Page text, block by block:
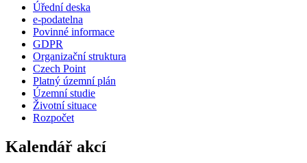
Úřední deska
e-podatelna
Povinné informace
GDPR
Organizační struktura
Czech Point
Platný územní plán
Územní studie
Životní situace
Rozpočet
Kalendář akcí